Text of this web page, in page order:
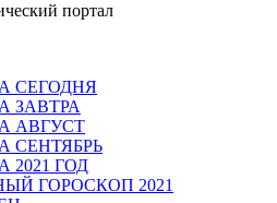
портал
СЕГОДНЯ
ЗАВТРА
АВГУСТ
СЕНТЯБРЬ
2021 ГОД
ГОРОСКОП 2021